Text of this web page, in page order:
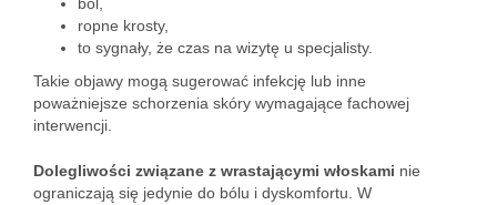
ropne krosty,
to sygnały, że czas na wizytę u specjalisty.
Takie objawy mogą sugerować infekcję lub inne
poważniejsze schorzenia skóry wymagające fachowej
interwencji.
Dolegliwości związane z wrastającymi włoskami nie
ograniczają się jedynie do bólu i dyskomfortu. W